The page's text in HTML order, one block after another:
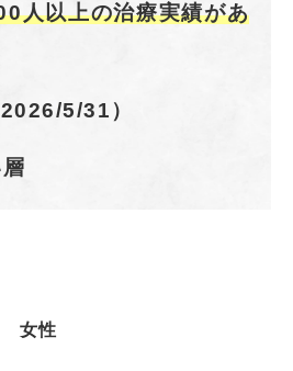
人以上の治療実績があ
5/31）
女性